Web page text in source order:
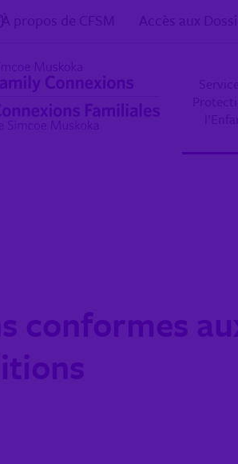
À propos de CFSM
conformes